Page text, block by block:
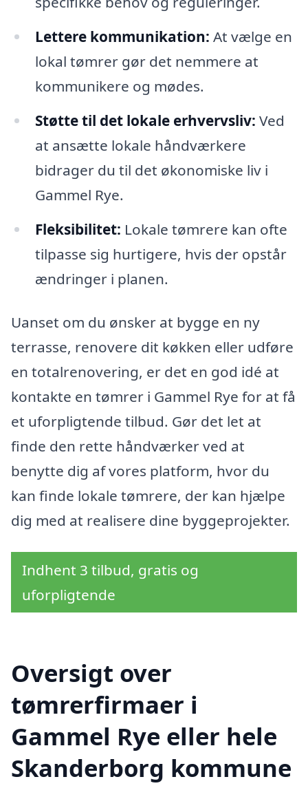
Lettere kommunikation: At vælge en
lokal tømrer gør det nemmere at
kommunikere og mødes.
Støtte til det lokale erhvervsliv: Ved
at ansætte lokale håndværkere
bidrager du til det økonomiske liv i
Gammel Rye.
Fleksibilitet: Lokale tømrere kan ofte
tilpasse sig hurtigere, hvis der opstår
ændringer i planen.
Uanset om du ønsker at bygge en ny
terrasse, renovere dit køkken eller udføre
en totalrenovering, er det en god idé at
kontakte en tømrer i Gammel Rye for at få
et uforpligtende tilbud. Gør det let at
finde den rette håndværker ved at
benytte dig af vores platform, hvor du
kan finde lokale tømrere, der kan hjælpe
dig med at realisere dine byggeprojekter.
Indhent 3 tilbud, gratis og
uforpligtende
Oversigt over
tømrerfirmaer i
Gammel Rye eller hele
Skanderborg kommune